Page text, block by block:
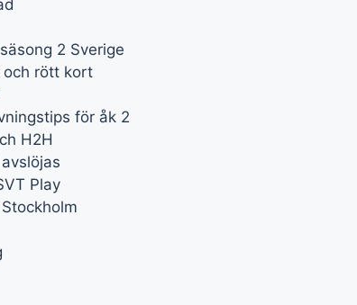
2 Sverige
och rött kort
för åk 2
H2H
Play